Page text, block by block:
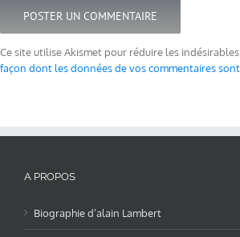
Ce site utilise Akismet pour réduire les indésirables.
façon dont les données de vos commentaires
A PROPOS
Biographie d’alain Lambert